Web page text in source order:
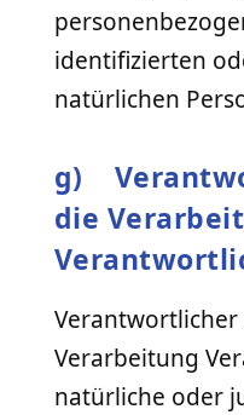
identifizierten
natürlichen
g)
die
Verarbeitung
natürliche oder